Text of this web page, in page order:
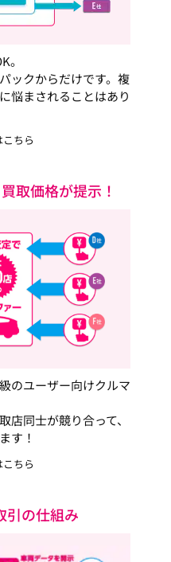
。
ックからだけです。複
悩まされることはあり
ちら
取価格が提示！
のユーザー向けクルマ
店同士が競り合って、
す！
ちら
引の仕組み